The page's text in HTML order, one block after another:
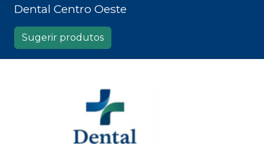
Dental Centro Oeste
Sugerir produtos